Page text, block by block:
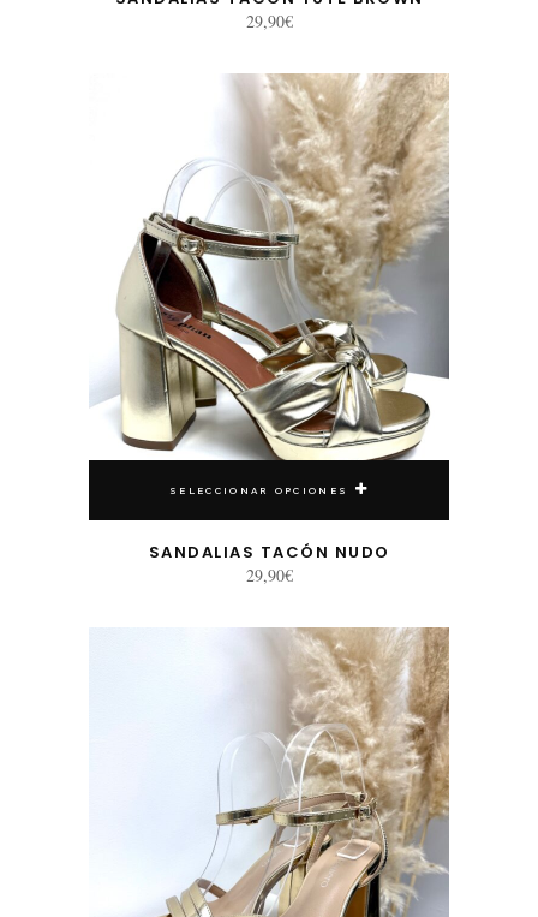
29,90€
SELECCIONAR OPCIONES
Este producto tiene múltiples variantes. Las opciones se pueden elegir en la página de producto
SANDALIAS TACÓN NUDO
29,90€
Este producto tiene múltiples variantes. Las opciones se pueden elegir en la página de producto